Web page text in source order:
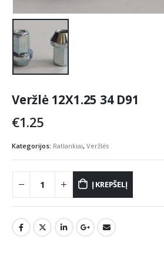
Veržlė 12X1.25 34 D91
€1.25
Kategorijos: Ratlankiai, Veržlės
Į KREPŠELĮ